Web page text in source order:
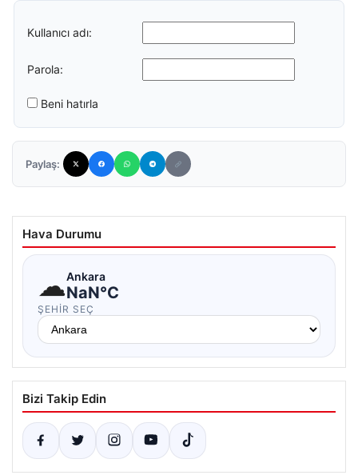
Kullanıcı adı:
Parola:
Beni hatırla
Paylaş:
Hava Durumu
☁Ankara
NaN°C
ŞEHIR SEÇ
Bizi Takip Edin